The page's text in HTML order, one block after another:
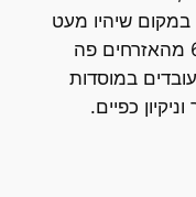
שיהיו מעט
והרבה אזרחים, 60% מהאזרחים פה
במוסדות
כפיים.